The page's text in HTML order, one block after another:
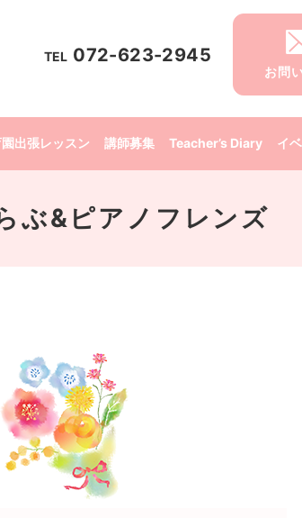
出張レッスン 講師募集 Teacher’s Diary イ
TEL 072-623-2945
お問
ぶ&ピアノフレンズ